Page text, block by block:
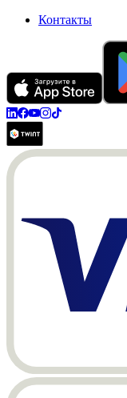
Контакты